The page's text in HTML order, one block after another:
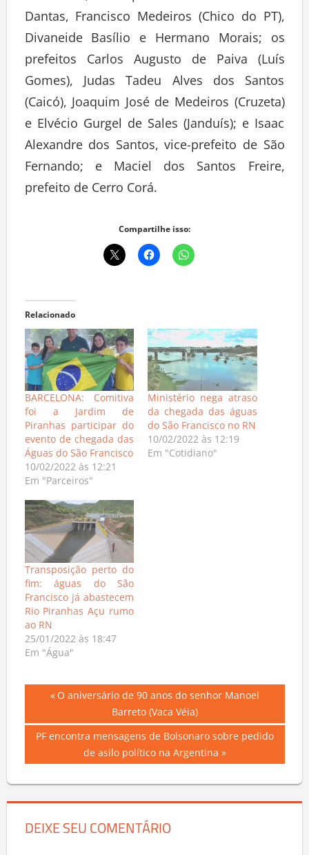
Dantas, Francisco Medeiros (Chico do PT),
Divaneide Basílio e Hermano Morais; os
prefeitos Carlos Augusto de Paiva (Luís
Gomes), Judas Tadeu Alves dos Santos
(Caicó), Joaquim José de Medeiros (Cruzeta)
e Elvécio Gurgel de Sales (Janduís); e Isaac
Alexandre dos Santos, vice-prefeito de São
Fernando; e Maciel dos Santos Freire,
prefeito de Cerro Corá.
Compartilhe isso:
Relacionado
BARCELONA: Comitiva
foi a Jardim de
Piranhas participar do
evento de chegada das
Águas do São Francisco
10/02/2022 às 12:21
Em "Parceiros"
Ministério nega atraso
da chegada das águas
do São Francisco no RN
10/02/2022 às 12:19
Em "Cotidiano"
Transposição perto do
fim: águas do São
Francisco já abastecem
Rio Piranhas Açu rumo
ao RN
25/01/2022 às 18:47
Em "Água"
Navegação
de
Previous
O aniversário de 90 anos do senhor Manoel
Barreto (Vaca Véia)
Next
PF encontra mensagens de Bolsonaro sobre pedido
de asilo político na Argentina
DEIXE SEU COMENTÁRIO